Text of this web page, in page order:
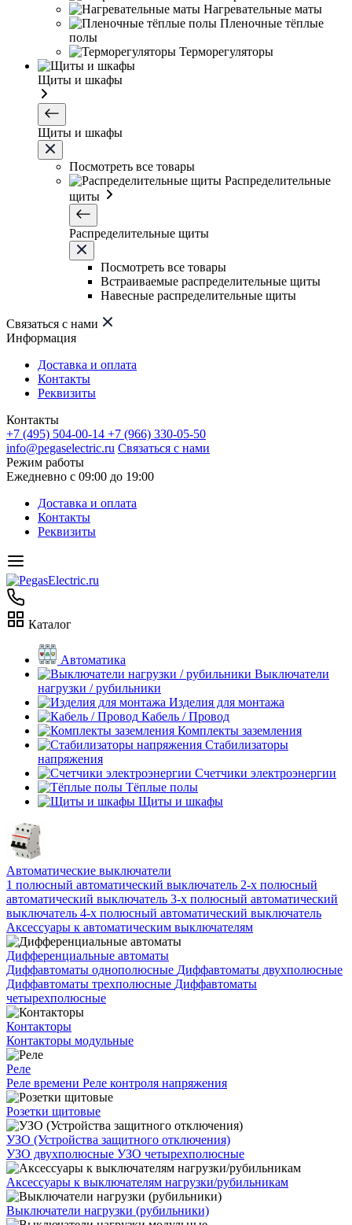
Нагревательные маты
Пленочные тёплые
полы
Терморегуляторы
Щиты и шкафы
Щиты и шкафы
Посмотреть все товары
Распределительные
щиты
Распределительные щиты
Посмотреть все товары
Встраиваемые распределительные щиты
Навесные распределительные щиты
Связаться с нами
Информация
Доставка и оплата
Контакты
Реквизиты
Контакты
+7 (495) 504-00-14 +7 (966) 330-05-50
info@pegaselectric.ru Связаться с нами
Режим работы
Ежедневно с 09:00 до 19:00
Доставка и оплата
Контакты
Реквизиты
Каталог
Автоматика
Выключатели
нагрузки / рубильники
Изделия для монтажа
Кабель / Провод
Комплекты заземления
Стабилизаторы
напряжения
Счетчики электроэнергии
Тёплые полы
Щиты и шкафы
Автоматические выключатели
1 полюсный автоматический выключатель 2-х полюсный
автоматический выключатель 3-х полюсный автоматический
выключатель 4-х полюсный автоматический выключатель
Аксессуары к автоматическим выключателям
Дифференциальные автоматы
Диффавтоматы однополюсные Диффавтоматы двухполюсные
Диффавтоматы трехполюсные Диффавтоматы
четырехполюсные
Контакторы
Контакторы модульные
Реле
Реле времени Реле контроля напряжения
Розетки щитовые
УЗО (Устройства защитного отключения)
УЗО двухполюсные УЗО четырехполюсные
Аксессуары к выключателям нагрузки/рубильникам
Выключатели нагрузки (рубильники)